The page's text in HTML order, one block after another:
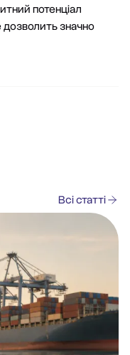
потенціал
дозволить значно
Всі статті